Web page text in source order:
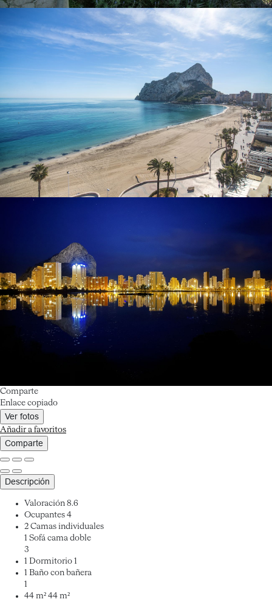
Comparte
Enlace copiado
Ver fotos
Añadir a favoritos
Comparte
Descripción
Valoración 8.6
Ocupantes 4
2 Camas individuales
1 Sofá cama doble
3
1 Dormitorio 1
1 Baño con bañera
1
44 m² 44 m²